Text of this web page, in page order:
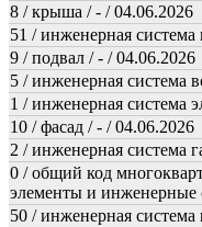
8 / крыша / - / 04.06.2026
51 / инженерная
9 / подвал / - / 04.06.2026
5 / инженерная система
1 / инженерная система
10 / фасад / - / 04.06.2026
2 / инженерная система
0 / общий код
элементы и инженерные
50 / инженерная